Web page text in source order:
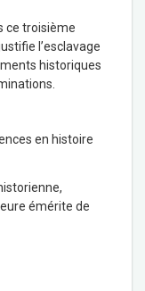
ce troisième
l’esclavage
historiques
en histoire
émérite de